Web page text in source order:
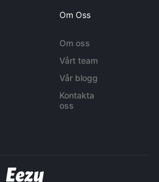
Om Oss
Om oss
Vårt team
Vår blogg
Kontakta
oss